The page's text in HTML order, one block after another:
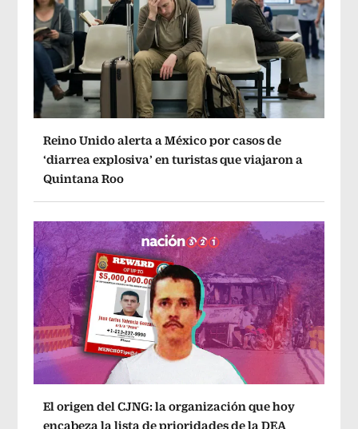
Reino Unido alerta a México por casos de
‘diarrea explosiva’ en turistas que viajaron a
Quintana Roo
El origen del CJNG: la organización que hoy
encabeza la lista de prioridades de la DEA